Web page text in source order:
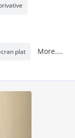
plat More....